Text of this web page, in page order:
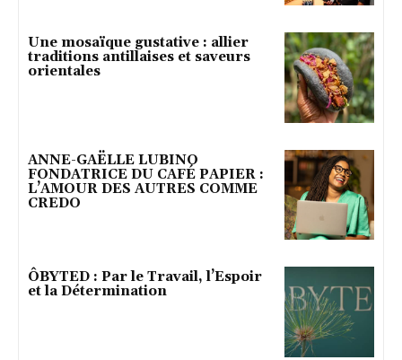
Une mosaïque gustative : allier
traditions antillaises et saveurs
orientales
ANNE-GAËLLE LUBINO
FONDATRICE DU CAFÉ PAPIER :
L’AMOUR DES AUTRES COMME
CREDO
ÔBYTED : Par le Travail, l’Espoir
et la Détermination